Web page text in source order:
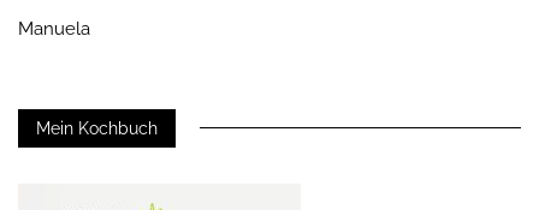
Manuela
Mein Kochbuch